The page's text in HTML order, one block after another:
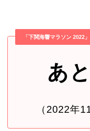
「下関海響マラソン 2022
あ
（2022年